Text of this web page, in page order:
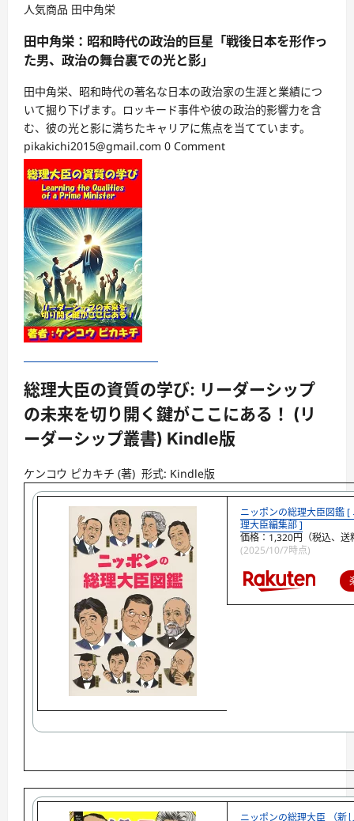
Posted
人気商品 田中角栄
田中角栄：昭和時代の政治的巨星「戦後日本を形作っ
た男、政治の舞台裏での光と影」
田中角栄、昭和時代の著名な日本の政治家の生涯と業績につ
いて掘り下げます。ロッキード事件や彼の政治的影響力を含
む、彼の光と影に満ちたキャリアに焦点を当てています。
pikakichi2015@gmail.com 0 Comment
総理大臣の資質の学び: リーダーシップ
の未来を切り開く鍵がここにある！ (リ
ーダーシップ叢書) Kindle版
ケンコウ ピカキチ (著) 形式: Kindle版
ニッポンの総理大臣図鑑 [
理大臣編集部 ]
価格：1,320円（税込、送
(2025/10/7時点)
ニッポンの総理大臣 （新